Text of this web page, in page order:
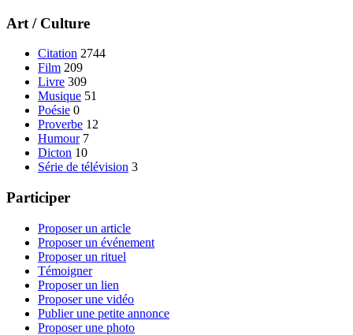
Art / Culture
Citation 2744
Film 209
Livre 309
Musique 51
Poésie 0
Proverbe 12
Humour 7
Dicton 10
Série de télévision 3
Participer
Proposer un article
Proposer un événement
Proposer un rituel
Témoigner
Proposer un lien
Proposer une vidéo
Publier une petite annonce
Proposer une photo